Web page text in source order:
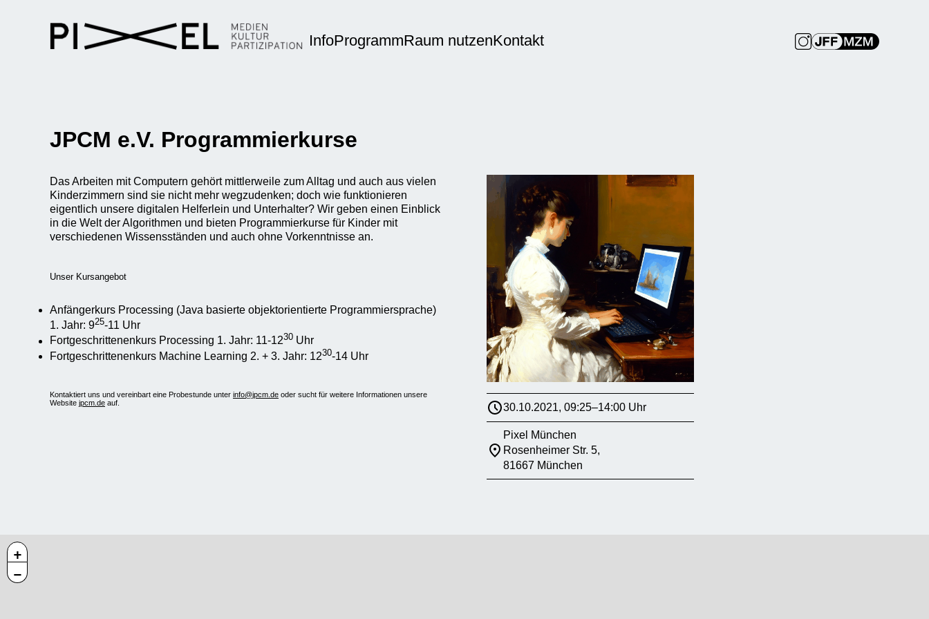
InfoProgrammRaum nutzenKontakt
JPCM e.V. Programmierkurse
Das Arbeiten mit Computern gehört mittlerweile zum Alltag und auch aus vielen
Kinderzimmern sind sie nicht mehr wegzudenken; doch wie funktionieren
eigentlich unsere digitalen Helferlein und Unterhalter? Wir geben einen Einblick
in die Welt der Algorithmen und bieten Programmierkurse für Kinder mit
verschiedenen Wissensständen und auch ohne Vorkenntnisse an.
Unser Kursangebot
Anfängerkurs Processing (Java basierte objektorientierte Programmiersprache)
1. Jahr: 925-11 Uhr
Fortgeschrittenenkurs Processing 1. Jahr: 11-1230 Uhr
Fortgeschrittenenkurs Machine Learning 2. + 3. Jahr: 1230-14 Uhr
Kontaktiert uns und vereinbart eine Probestunde unter info@jpcm.de oder sucht für weitere Informationen unsere
Website jpcm.de auf. 30.10.2021, 09:25–14:00 Uhr
Pixel München
Rosenheimer Str. 5,
81667 München
+
−